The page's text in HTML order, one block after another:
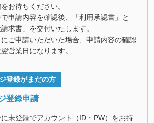
お待ちください。
申請内容を確認後、「利用承認書」と
請求書」を交付いたします。
ご申請いただいた場合、申請内容の確認
営業日になります。
登録がまだの方
登録申請
未登録でアカウント（ID・PW）をお持